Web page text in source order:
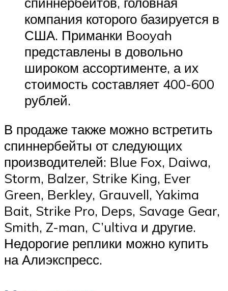
компания которого базируется в
США. Приманки Booyah
представлены в довольно
широком ассортименте, а их
стоимость составляет 400-600
рублей.
В продаже также можно встретить
спиннербейты от следующих
производителей: Blue Fox, Daiwa,
Storm, Balzer, Strike King, Ever
Green, Berkley, Grauvell, Yakima
Bait, Strike Pro, Deps, Savage Gear,
Smith, Z-man, C’ultiva и другие.
Недорогие реплики можно купить
на Алиэкспресс.